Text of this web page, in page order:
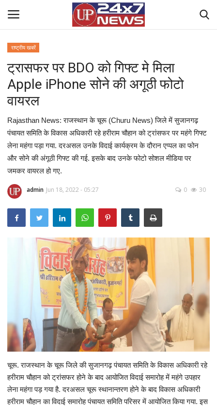
Home
Contact Us
राष्ट्रीय खबरें
उत्तर प्रदेश
क्राइम
मनोरंजन
करियर
राष्ट्रीय खबरें
ट्रासफर पर BDO को गिफ्ट मे मिला
Apple iPhone सोने की अगूठी फोटो
वायरल
Rajasthan News: राजस्थान के चूरू (Churu News) जिले में सुजानगढ़
पंचायत समिति के विकास अधिकारी रहे हरीराम चौहान को ट्रांसफर पर महंगे गिफ्ट
लेना महंगा पड़ा गया. दरअसल उनके विदाई कार्यक्रम के दौरान एप्पल का फोन
और सोने की अंगूठी गिफ्ट की गई. इसके बाद उनके फोटो सोशल मीडिया पर
जमकर वायरल हो गए.
admin Jun 18, 2022 - 05:27 0 30
चूरू. राजस्थान के चूरू जिले की सुजानगढ़ पंचायत समिति के विकास अधिकारी रहे
हरीराम चौहान को ट्रांसफर होने के बाद आयोजित विदाई समारोह में महंगे उपहार
लेना महंगा पड़ गया है. दरअसल चूरू स्थानान्तरण होने के बाद विकास अधिकारी
हरीराम चौहान का विदाई समारोह पंचायत समिति परिसर में आयोजित किया गया. इस